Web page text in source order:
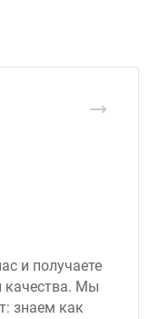
и получаете
качества. Мы
знаем как